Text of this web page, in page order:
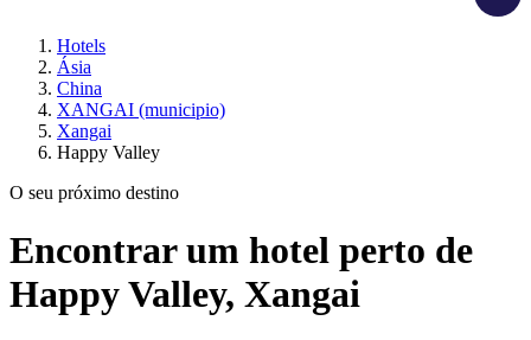
Hotels
Ásia
China
XANGAI (municipio)
Xangai
Happy Valley
O seu próximo destino
Encontrar um hotel perto de
Happy Valley, Xangai